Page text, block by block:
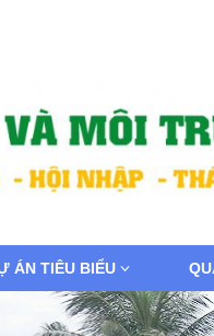
ÁN TIÊU BIỂU